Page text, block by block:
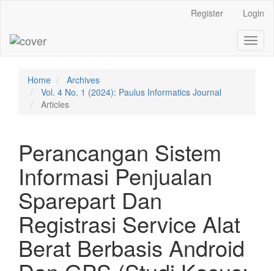
Content
Sidebar
Register Login
Home
Archives
Vol. 4 No. 1 (2024): Paulus Informatics Journal
Articles
Perancangan Sistem
Informasi Penjualan
Sparepart Dan
Registrasi Service Alat
Berat Berbasis Android